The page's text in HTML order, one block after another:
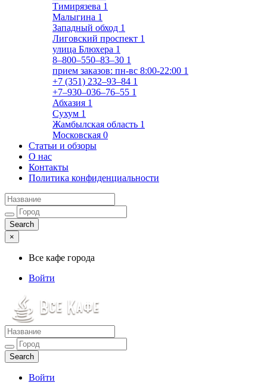
Тимирязева 1
Малыгина 1
Западный обход 1
Лиговский проспект 1
улица Блюхера 1
8‒800‒550‒83‒30 1
прием заказов: пн-вс 8:00-22:00 1
+7 (351) 232‒93‒84 1
+7‒930‒036‒76‒55 1
Абхазия 1
Сухум 1
Жамбылская область 1
Московская 0
Статьи и обзоры
О нас
Контакты
Политика конфиденциальности
×
Все кафе города
Войти
Все кафе города
Каталог хороших кафе
Войти